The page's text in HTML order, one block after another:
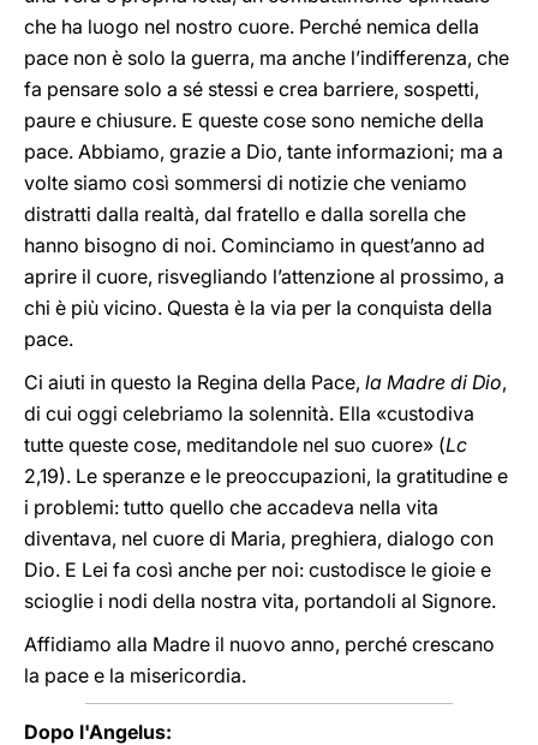
che ha luogo nel nostro cuore. Perché nemica della
pace non è solo la guerra, ma anche l’indifferenza, che
fa pensare solo a sé stessi e crea barriere, sospetti,
paure e chiusure. E queste cose sono nemiche della
pace. Abbiamo, grazie a Dio, tante informazioni; ma a
volte siamo così sommersi di notizie che veniamo
distratti dalla realtà, dal fratello e dalla sorella che
hanno bisogno di noi. Cominciamo in quest’anno ad
aprire il cuore, risvegliando l’attenzione al prossimo, a
chi è più vicino. Questa è la via per la conquista della
pace.
Ci aiuti in questo la Regina della Pace, la Madre di Dio,
di cui oggi celebriamo la solennità. Ella «custodiva
tutte queste cose, meditandole nel suo cuore» (Lc
2,19). Le speranze e le preoccupazioni, la gratitudine e
i problemi: tutto quello che accadeva nella vita
diventava, nel cuore di Maria, preghiera, dialogo con
Dio. E Lei fa così anche per noi: custodisce le gioie e
scioglie i nodi della nostra vita, portandoli al Signore.
Affidiamo alla Madre il nuovo anno, perché crescano
la pace e la misericordia.
Dopo l'Angelus: